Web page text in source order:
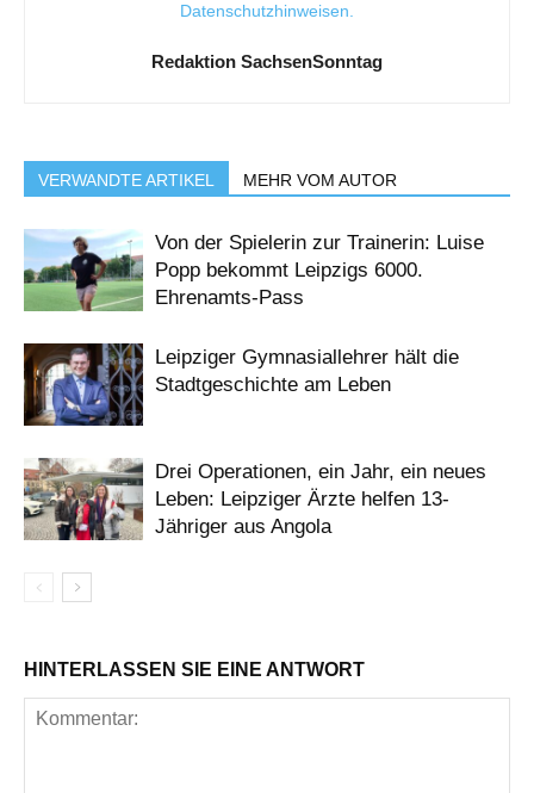
Datenschutzhinweisen
Redaktion SachsenSonntag
VERWANDTE ARTIKEL MEHR VOM AUTOR
Von der Spielerin zur Trainerin: Luise
Popp bekommt Leipzigs 6000.
Ehrenamts-Pass
Leipziger Gymnasiallehrer hält die
Stadtgeschichte am Leben
Drei Operationen, ein Jahr, ein neues
Leben: Leipziger Ärzte helfen 13-
Jähriger aus Angola
HINTERLASSEN SIE EINE ANTWORT